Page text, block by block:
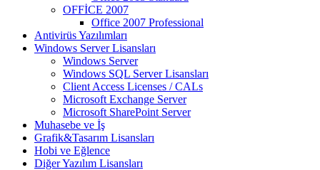
OFFİCE 2007
Office 2007 Professional
Antivirüs Yazılımları
Windows Server Lisansları
Windows Server
Windows SQL Server Lisansları
Client Access Licenses / CALs
Microsoft Exchange Server
Microsoft SharePoint Server
Muhasebe ve İş
Grafik&Tasarım Lisansları
Hobi ve Eğlence
Diğer Yazılım Lisansları